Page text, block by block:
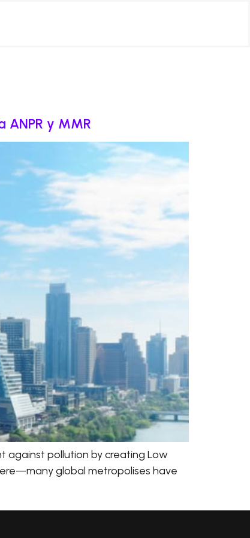
ANPR y MMR
against pollution by creating Low
global metropolises have